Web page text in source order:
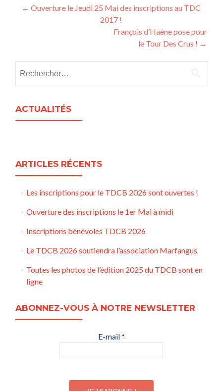
Post
← Ouverture le Jeudi 25 Mai des inscriptions au TDC
2017 !
François d’Haène pose pour
le Tour Des Crus ! →
ACTUALITÉS
ARTICLES RÉCENTS
Les inscriptions pour le TDCB 2026 sont ouvertes !
Ouverture des inscriptions le 1er Mai à midi
Inscriptions bénévoles TDCB 2026
Le TDCB 2026 soutiendra l’association Marfangus
Toutes les photos de l’édition 2025 du TDCB sont en
ligne
ABONNEZ-VOUS À NOTRE NEWSLETTER
E-mail *